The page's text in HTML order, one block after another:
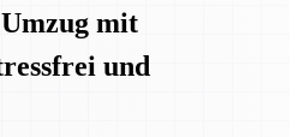
mit
und